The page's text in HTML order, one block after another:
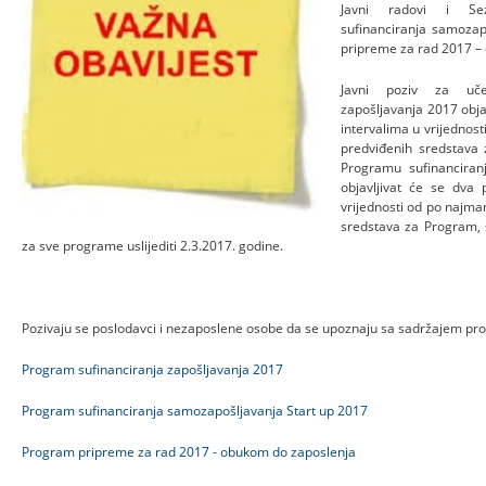
Javni radovi i
sufinanciranja
pripreme za rad 2017
Javni poziv za
zapošljavanja 2017
intervalima u
predviđenih
Programu
objavljivat će se dva
vrijednosti od po
sredstava za
za sve programe uslijediti 2.3.2017. godine.
Pozivaju se poslodavci i nezaposlene osobe da se upoznaju sa sadržajem
Program sufinanciranja zapošljavanja 2017
Program sufinanciranja samozapošljavanja Start up 2017
Program pripreme za rad 2017 - obukom do zaposlenja